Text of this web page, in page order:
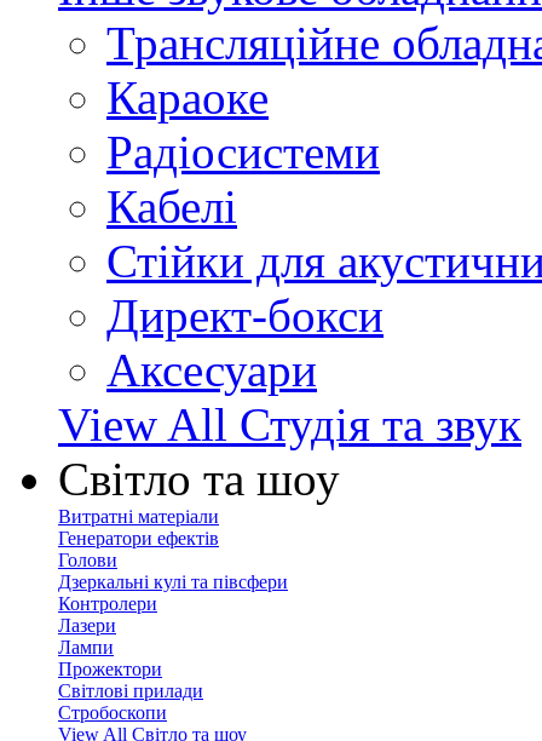
Трансляційне
Караоке
Радіосистеми
Кабелі
Стійки для
Директ-бокси
Аксесуари
View All Студія та звук
Світло та шоу
Витратні матеріали
Генератори ефектів
Голови
Дзеркальні кулі та півсфери
Контролери
Лазери
Лампи
Прожектори
Світлові прилади
Стробоскопи
View All Світло та шоу